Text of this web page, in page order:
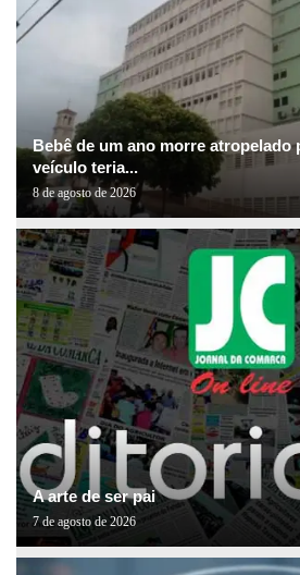
Bebê de um ano morre
veículo teria...
8 de agosto de 2026
A arte de ser pai
7 de agosto de 2026